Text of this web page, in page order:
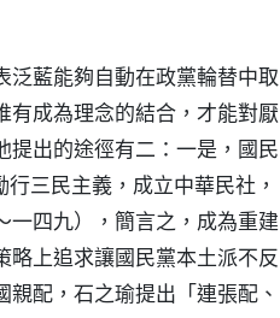
泛藍能夠自動在政黨輪替中取
有成為理念的結合，才能對厭
提出的途徑有二：一是，國民
三民主義，成立中華民社，
一四九），簡言之，成為重建
略上追求讓國民黨本土派不反
配，石之瑜提出「連張配、